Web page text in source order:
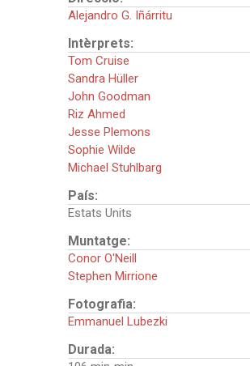
Alejandro G. Iñárritu
Intèrprets:
Tom Cruise
Sandra Hüller
John Goodman
Riz Ahmed
Jesse Plemons
Sophie Wilde
Michael Stuhlbarg
País:
Estats Units
Muntatge:
Conor O'Neill
Stephen Mirrione
Fotografia:
Emmanuel Lubezki
Durada: